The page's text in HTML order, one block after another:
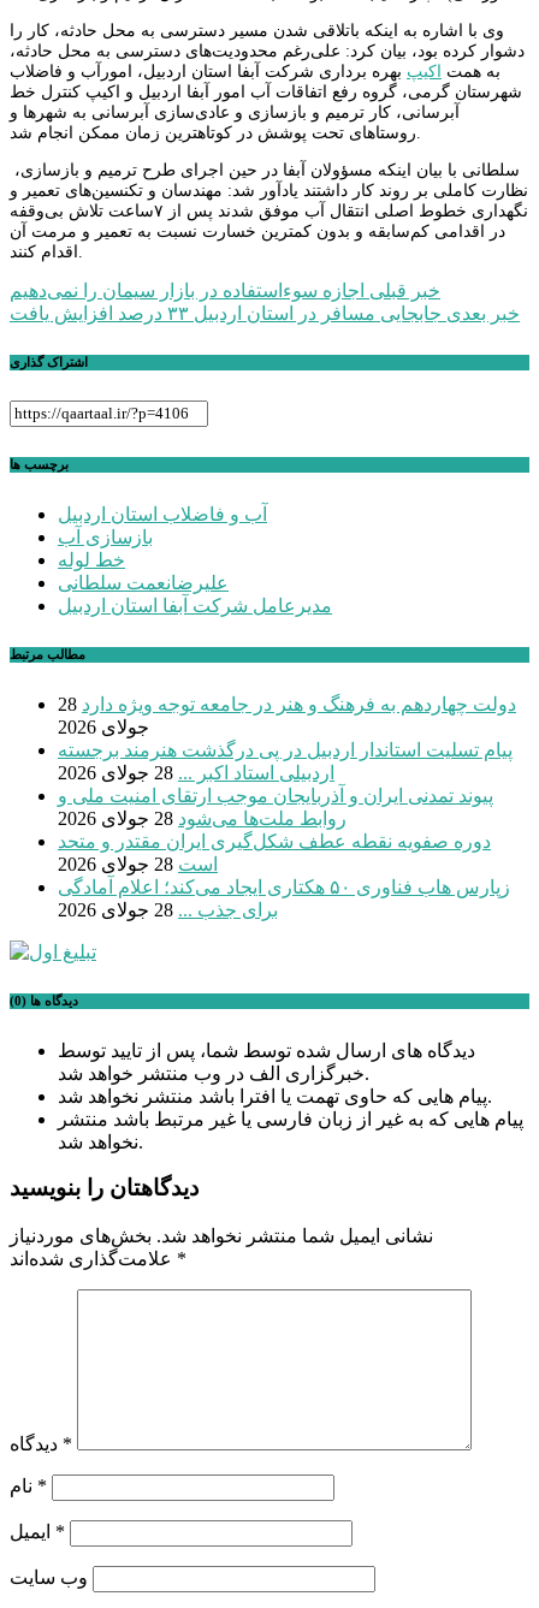
وی با اشاره به اینکه باتلاقی شدن مسیر دسترسی به محل حادثه، کار را
دشوار کرده بود، بیان کرد: علی‌رغم محدودیت‌های دسترسی به محل حادثه،
به همت اکیپ بهره برداری شرکت آبفا استان اردبیل، امورآب و فاضلاب
شهرستان گرمی، گروه رفع اتفاقات آب امور آبفا اردبیل و اکیپ کنترل خط
آبرسانی، کار ترمیم و بازسازی و عادی‌سازی آبرسانی به شهرها و
نظارت کاملی بر روند کار داشتند یادآور شد: مهندسان و تکنسین‌های تعمیر و
نگهداری خطوط اصلی انتقال آب موفق شدند پس از ۷ساعت تلاش بی‌وقفه
در اقدامی کم‌سابقه و بدون کمترین خسارت نسبت به تعمیر و مرمت آن
راهبری
نوشته
خبر قبلی اجازه سوءاستفاده در بازار سیمان را نمی‌دهیم
خبر بعدی جابجایی مسافر در استان اردبیل ۳۳ درصد افزایش یافت
اشتراک گذاری
برچسب ها
آب و فاضلاب استان اردبیل
بازسازی آب
خط لوله
علیرضانعمت سلطانی
مدیرعامل شرکت آبفا استان اردبیل
مطالب مرتبط
دولت چهاردهم به فرهنگ و هنر در جامعه توجه ویژه دارد 28
جولای 2026
پیام تسلیت استاندار اردبیل در پی درگذشت هنرمند برجسته
اردبیلی استاد اکبر ... 28 جولای 2026
پیوند تمدنی ایران و آذربایجان موجب ارتقای امنیت ملی و
روابط ملت‌ها می‌شود 28 جولای 2026
دوره صفویه نقطه عطف شکل‌گیری ایران مقتدر و متحد
است 28 جولای 2026
زپارس هاب فناوری ۵۰ هکتاری ایجاد می‌کند؛ اعلام آمادگی
برای جذب ... 28 جولای 2026
دیدگاه ها (0)
دیدگاه های ارسال شده توسط شما، پس از تایید توسط
خبرگزاری الف در وب منتشر خواهد شد.
پیام هایی که حاوی تهمت یا افترا باشد منتشر نخواهد شد.
پیام هایی که به غیر از زبان فارسی یا غیر مرتبط باشد منتشر
نخواهد شد.
دیدگاهتان را بنویسید
نشانی ایمیل شما منتشر نخواهد شد. بخش‌های موردنیاز
*
*
*
*
وب‌ سایت